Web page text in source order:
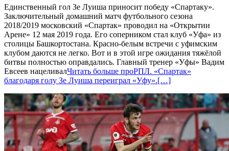
Единственный гол Зе Луиша приносит победу «Спартаку».
Заключительный домашний матч футбольного сезона
2018/2019 московский «Спартак» проводил на «Открытии
Арене» 12 мая 2019 года. Его соперником стал клуб «Уфа» из
столицы Башкортостана. Красно-белым встречи с уфимским
клубом даются не легко. Вот и в этой игре ожидания тяжёлой
битвы полностью оправдались. Главный тренер «Уфы» Вадим
Евсеев нацеливалЧитать больше проРПЛ. «Спартак»
благодаря голу Зе Луиша переиграл «Уфу».[…]